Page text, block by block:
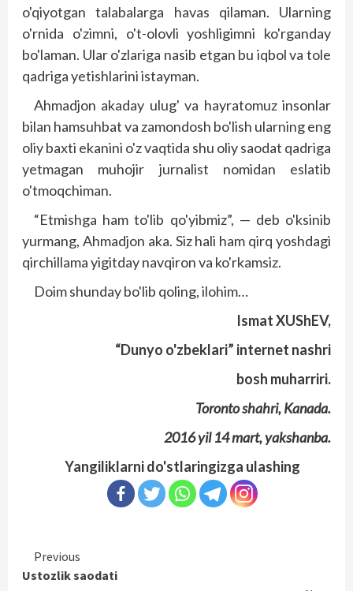
o'qiyotgan talabalarga havas qilaman. Ularning
o'rnida o'zimni, o't-olovli yoshligimni ko'rganday
bo'laman. Ular o'zlariga nasib etgan bu iqbol va tole
qadriga yetishlarini istayman.
Ahmadjon akaday ulug' va hayratomuz insonlar
bilan hamsuhbat va zamondosh bo'lish ularning eng
oliy baxti ekanini o'z vaqtida shu oliy saodat qadriga
yetmagan muhojir jurnalist nomidan eslatib
o'tmoqchiman.
“Etmishga ham to'lib qo'yibmiz”, — deb o'ksinib
yurmang, Ahmadjon aka. Siz hali ham qirq yoshdagi
qirchillama yigitday navqiron va ko'rkamsiz.
Doim shunday bo'lib qoling, ilohim…
Ismat XUShEV,
“Dunyo o'zbeklari” internet nashri
bosh muharriri.
Toronto shahri, Kanada.
2016 yil 14 mart, yakshanba.
Yangiliklarni do'stlaringizga ulashing
Continue
Previous
Ustozlik saodati